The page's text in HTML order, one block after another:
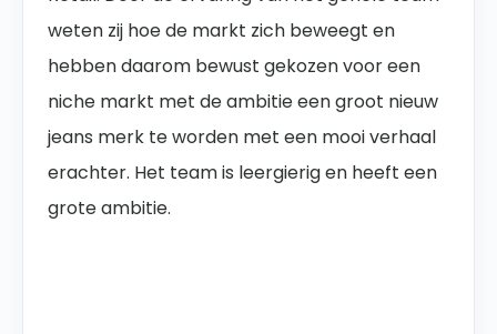
weten zij hoe de markt zich beweegt en
hebben daarom bewust gekozen voor een
niche markt met de ambitie een groot nieuw
jeans merk te worden met een mooi verhaal
erachter. Het team is leergierig en heeft een
grote ambitie.